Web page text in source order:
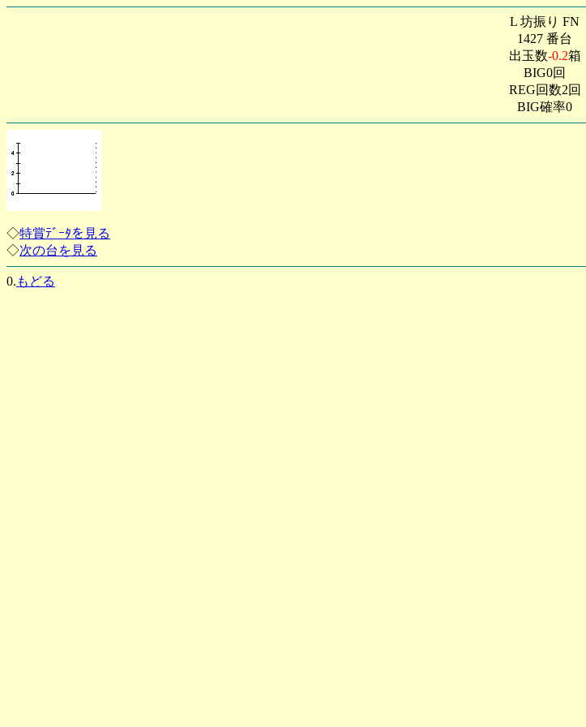
L 坊振り FN
1427 番台
出玉数-0.2箱
BIG0回
REG回数2回
BIG確率0
◇特賞ﾃﾞｰﾀを見る
◇次の台を見る
0. もどる